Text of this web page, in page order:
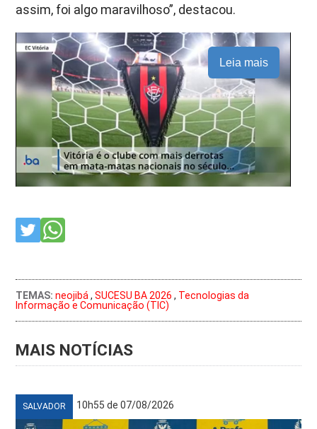
assim, foi algo maravilhoso”, destacou.
Leia mais
TEMAS: neojibá ,SUCESU BA 2026 , Tecnologias da
Informação e Comunicação (TIC)
MAIS NOTÍCIAS
SALVADOR 10h55 de 07/08/2026